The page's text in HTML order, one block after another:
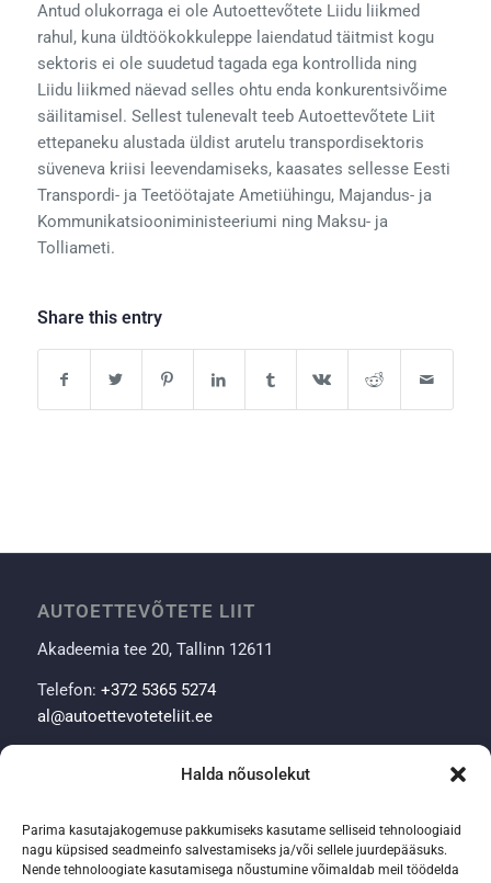
Halda nõusolekut
Parima kasutajakogemuse pakkumiseks kasutame selliseid tehnoloogiaid
nagu küpsised seadmeinfo salvestamiseks ja/või sellele juurdepääsuks.
Nende tehnoloogiate kasutamisega nõustumine võimaldab meil töödelda
Antud olukorraga ei ole Autoettevõtete Liidu liikmed
rahul, kuna üldtöökokkuleppe laiendatud täitmist kogu
sektoris ei ole suudetud tagada ega kontrollida ning
Liidu liikmed näevad selles ohtu enda konkurentsivõime
säilitamisel. Sellest tulenevalt teeb Autoettevõtete Liit
ettepaneku alustada üldist arutelu transpordisektoris
süveneva kriisi leevendamiseks, kaasates sellesse Eesti
Transpordi- ja Teetöötajate Ametiühingu, Majandus- ja
Kommunikatsiooniministeeriumi ning Maksu- ja
Tolliameti.
Share this entry
AUTOETTEVÕTETE LIIT
Akadeemia tee 20, Tallinn 12611
Telefon: +372 5365 5274
al@autoettevoteteliit.ee
Kersten Kattai – direktor
Telefon:+372 5365 5274